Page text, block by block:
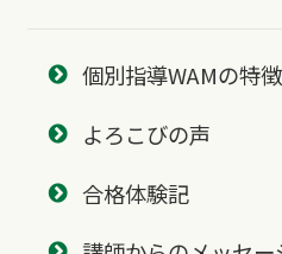
個別指導WAMの特徴
よろこびの声
合格体験記